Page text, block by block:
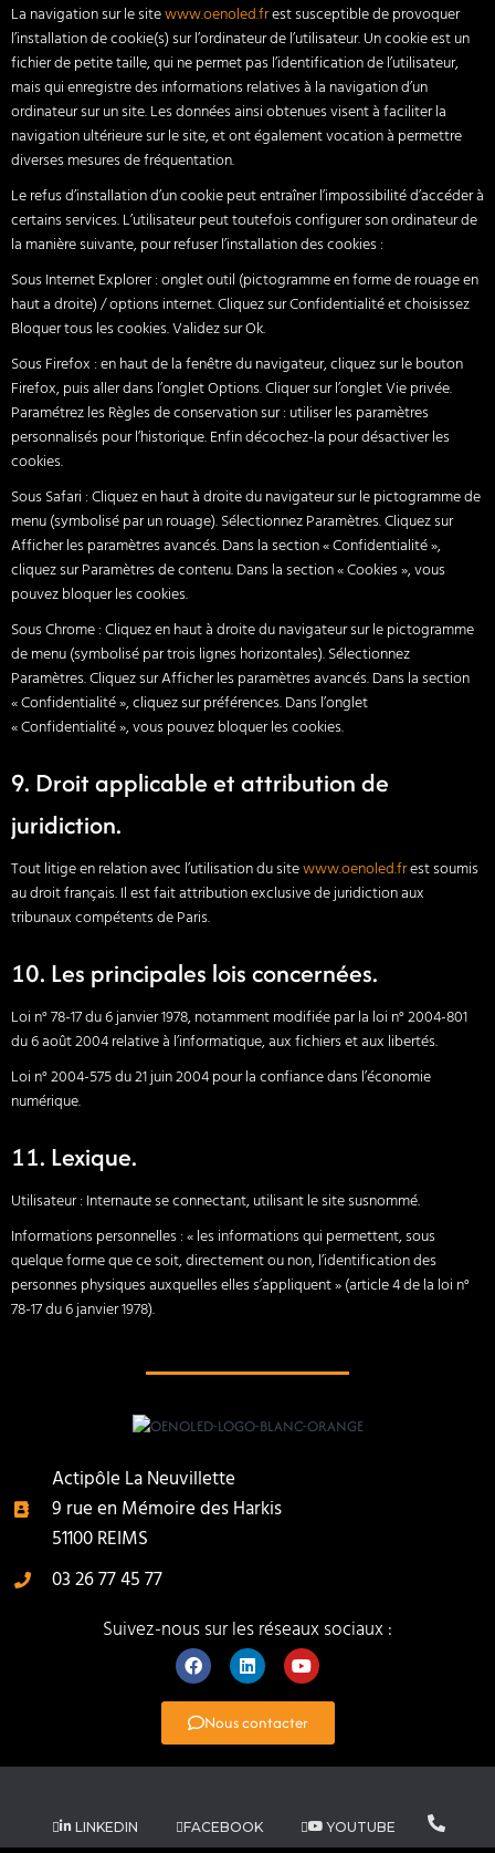
La navigation sur le sitewww.oenoled.frest susceptible de provoquer
l’installation de cookie(s) sur l’ordinateur de l’utilisateur. Un cookie est un
fichier de petite taille, qui ne permet pas l’identification de l’utilisateur,
mais qui enregistre des informations relatives à la navigation d’un
ordinateur sur un site. Les données ainsi obtenues visent à faciliter la
navigation ultérieure sur le site, et ont également vocation à permettre
diverses mesures de fréquentation.
Le refus d’installation d’un cookie peut entraîner l’impossibilité d’accéder à
certains services. L’utilisateur peut toutefois configurer son ordinateur de
la manière suivante, pour refuser l’installation des cookies :
Sous Internet Explorer : onglet outil (pictogramme en forme de rouage en
haut a droite) / options internet. Cliquez sur Confidentialité et choisissez
Bloquer tous les cookies. Validez sur Ok.
Sous Firefox : en haut de la fenêtre du navigateur, cliquez sur le bouton
Firefox, puis aller dans l’onglet Options. Cliquer sur l’onglet Vie privée.
Paramétrez les Règles de conservation sur : utiliser les paramètres
personnalisés pour l’historique. Enfin décochez-la pour désactiver les
cookies.
Sous Safari : Cliquez en haut à droite du navigateur sur le pictogramme de
menu (symbolisé par un rouage). Sélectionnez Paramètres. Cliquez sur
Afficher les paramètres avancés. Dans la section « Confidentialité »,
cliquez sur Paramètres de contenu. Dans la section « Cookies », vous
pouvez bloquer les cookies.
Sous Chrome : Cliquez en haut à droite du navigateur sur le pictogramme
de menu (symbolisé par trois lignes horizontales). Sélectionnez
Paramètres. Cliquez sur Afficher les paramètres avancés. Dans la section
« Confidentialité », cliquez sur préférences. Dans l’onglet
« Confidentialité », vous pouvez bloquer les cookies.
9. Droit applicable et attribution de
juridiction.
Tout litige en relation avec l’utilisation du sitewww.oenoled.frest soumis
au droit français. Il est fait attribution exclusive de juridiction aux
tribunaux compétents de Paris.
10. Les principales lois concernées.
Loi n° 78-17 du 6 janvier 1978, notamment modifiée par la loi n° 2004-801
du 6 août 2004 relative à l’informatique, aux fichiers et aux libertés.
Loi n° 2004-575 du 21 juin 2004 pour la confiance dans l’économie
numérique.
11. Lexique.
Utilisateur : Internaute se connectant, utilisant le site susnommé.
Informations personnelles : « les informations qui permettent, sous
quelque forme que ce soit, directement ou non, l’identification des
personnes physiques auxquelles elles s’appliquent » (article 4 de la loi n°
78-17 du 6 janvier 1978).
Actipôle La Neuvillette
9 rue en Mémoire des Harkis
51100 REIMS
03 26 77 45 77
Suivez-nous sur les réseaux sociaux :
Nous contacter
LINKEDIN FACEBOOK YOUTUBE